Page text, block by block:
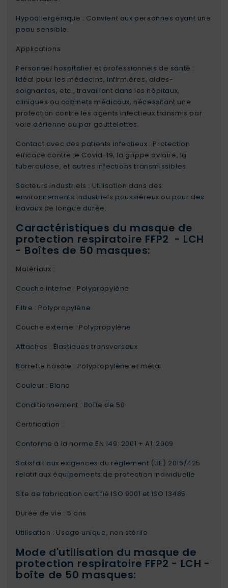
Hypoallergénique : Convient aux personnes ayant une
peau sensible.
Applications
Personnel hospitalier et professionnels de santé :
Idéal pour les médecins, infirmières, aides-
soignantes, etc., travaillant dans les hôpitaux,
cliniques ou cabinets médicaux, nécessitant une
protection contre les agents infectieux transmis par
voie aérienne ou par gouttelettes.
Contact avec des patients infectieux : Protection
efficace contre le Covid-19, la grippe aviaire, la
tuberculose, et autres infections transmissibles.
Secteurs industriels : Utilisation dans des
environnements industriels poussiéreux ou pour des
travaux de longue durée.
Caractéristiques du masque de
protection respiratoire FFP2 - LCH
- Boîtes de 50 masques:
Matériaux :
Couche interne : Polypropylène
Filtre : Polypropylène
Couche externe : Polypropylène
Attaches : Élastiques transversaux
Barrette nasale : Polypropylène et métal
Couleur : Blanc
Conditionnement : Boîte de 50
Certification :
Conforme à la norme EN 149: 2001 + A1: 2009
Satisfait aux exigences du règlement (UE) 2016/425
relatif aux équipements de protection individuelle
Site de fabrication certifié ISO 9001 et ISO 13485
Durée de vie : 5 ans
Utilisation : Usage unique, non stérile
Mode d'utilisation du masque de
protection respiratoire FFP2 - LCH -
boîte de 50 masques: